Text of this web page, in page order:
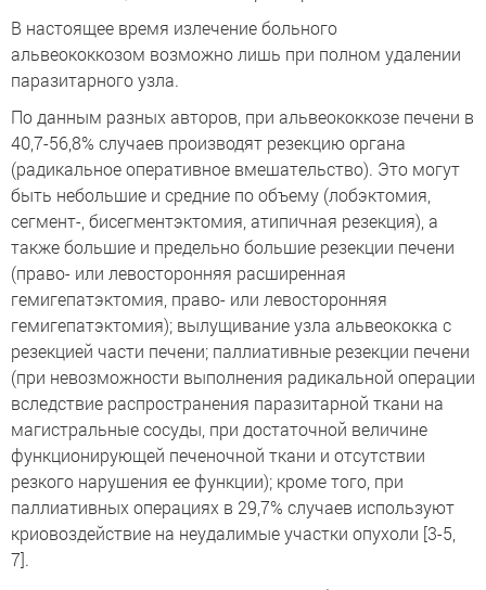
В настоящее время излечение больного
альвеококкозом возможно лишь при полном удалении
паразитарного узла.
По данным разных авторов, при альвеококкозе печени в
40,7-56,8% случаев производят резекцию органа
(радикальное оперативное вмешательство). Это могут
быть небольшие и средние по объему (лобэктомия,
сегмент-, бисегментэктомия, атипичная резекция), а
также большие и предельно большие резекции печени
(право- или левосторонняя расширенная
гемигепатэктомия, право- или левосторонняя
гемигепатэктомия); вылущивание узла альвеококка с
резекцией части печени; паллиативные резекции печени
(при невозможности выполнения радикальной операции
вследствие распространения паразитарной ткани на
магистральные сосуды, при достаточной величине
функционирующей печеночной ткани и отсутствии
резкого нарушения ее функции); кроме того, при
паллиативных операциях в 29,7% случаев используют
криовоздействие на неудалимые участки опухоли [3-5,
7].